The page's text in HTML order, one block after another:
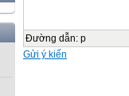
Đường dẫn: p
Gửi ý kiến